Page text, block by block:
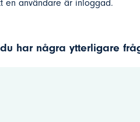
en användare är inloggad.
har några ytterligare